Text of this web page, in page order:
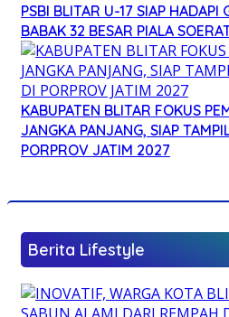
PSBI BLITAR U-17 SIAP HADAPI
BABAK 32 BESAR PIALA
KABUPATEN BLITAR FOKUS
JANGKA PANJANG, SIAP
PORPROV JATIM 2027
Berita Lifestyle